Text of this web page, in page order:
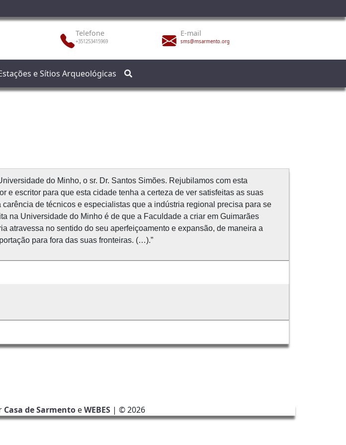
Telefone
+351253415969
E-mail
sms@msarmento.org
e Sítios Arqueológicas
do Minho, o sr. Dr. Santos Simões. Rejubilamos com esta
e escritor para que esta cidade tenha a certeza de ver satisfeitas as suas
de técnicos e especialistas que a indústria regional precisa para se
na Universidade do Minho é de que a Faculdade a criar em Guimarães
atravessa no sentido do seu aperfeiçoamento e expansão, de maneira a
para fora das suas fronteiras. (…).”
Casa de SarmentoeWEBES| ©2026